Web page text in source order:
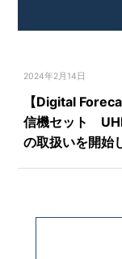
2024年2月14日
【Digital
信機セット
の取扱いを開始